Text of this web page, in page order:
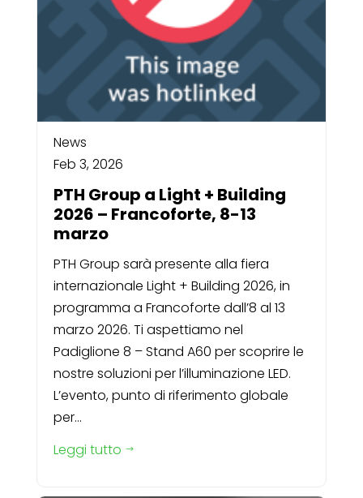
News
Feb 3, 2026
PTH Group a Light + Building
2026 – Francoforte, 8-13
marzo
PTH Group sarà presente alla fiera
internazionale Light + Building 2026, in
programma a Francoforte dall’8 al 13
marzo 2026. Ti aspettiamo nel
Padiglione 8 – Stand A60 per scoprire le
nostre soluzioni per l’illuminazione LED.
L’evento, punto di riferimento globale
per...
Leggi tutto $